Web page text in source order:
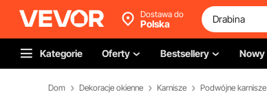
Dostawa do
Polska
Kategorie Oferty Bestsellery Nowy
Dom Dekoracje okienne Karnisze Podwójne karnisze